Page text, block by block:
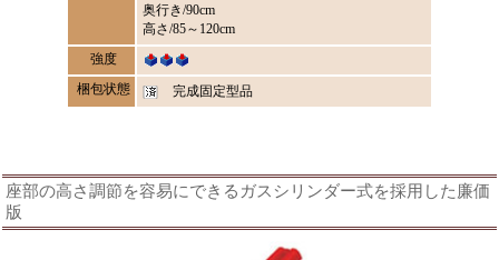
奥行き/90cm
高さ/85～120cm
強度
梱包状態
完成固定型品
座部の高さ調節を容易にできるガスシリンダー式を採用した廉価
版